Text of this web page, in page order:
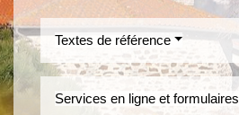
Textes de référence
Services en ligne et formulaires